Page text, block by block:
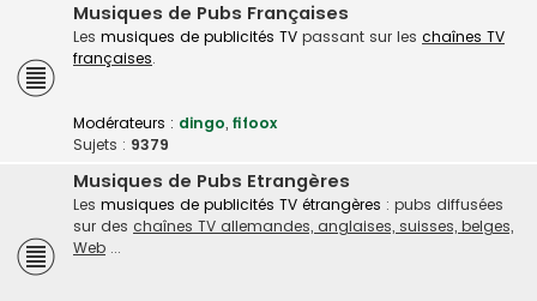
Musiques de Pubs Françaises
Les musiques de publicités TV passant sur les chaînes TV
françaises.
Modérateurs : dingo, fifoox
Sujets : 9379
Musiques de Pubs Etrangères
Les musiques de publicités TV étrangères : pubs diffusées
sur des chaînes TV allemandes, anglaises, suisses, belges,
Web ...